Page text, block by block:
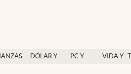
DÓLAR Y
PC Y
VIDA Y